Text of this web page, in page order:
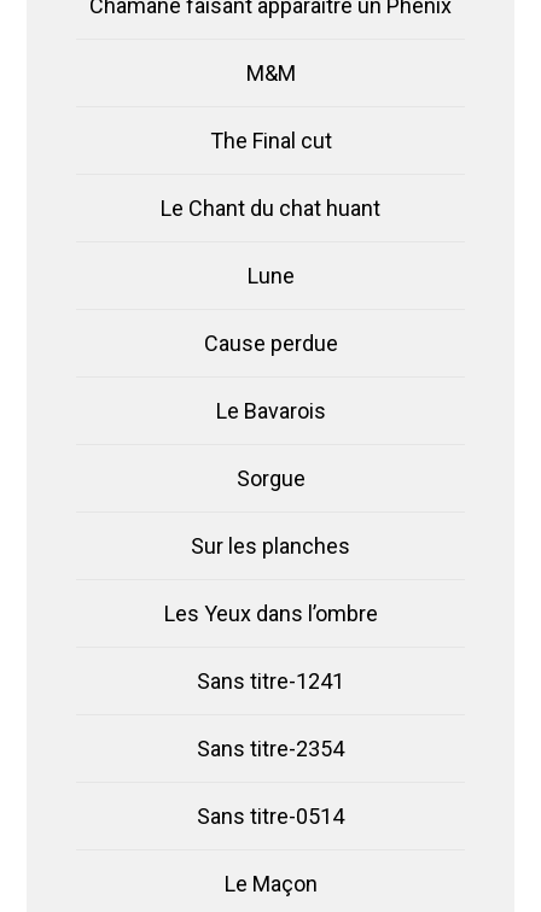
Chamane faisant apparaître un Phénix
M&M
The Final cut
Le Chant du chat huant
Lune
Cause perdue
Le Bavarois
Sorgue
Sur les planches
Les Yeux dans l’ombre
Sans titre-1241
Sans titre-2354
Sans titre-0514
Le Maçon